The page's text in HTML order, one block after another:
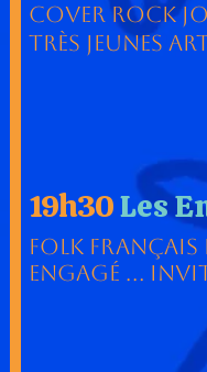
COver Rock
très jeunes
19h30Les
Folk
engagé ...